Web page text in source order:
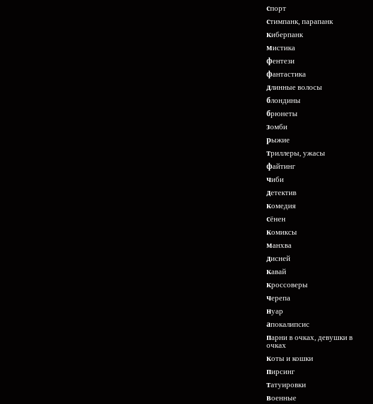
спорт
стимпанк, парапанк
киберпанк
мистика
фентези
фантастика
длинные волосы
блондины
брюнеты
зомби
рыжие
триллеры, ужасы
файтинг
чиби
детектив
комедия
сёнен
комиксы
манхва
дисней
кавай
кроссоверы
черепа
нуар
апокалипсис
парни в очках, девушки в
очках
коты и кошки
пирсинг
татуировки
военные